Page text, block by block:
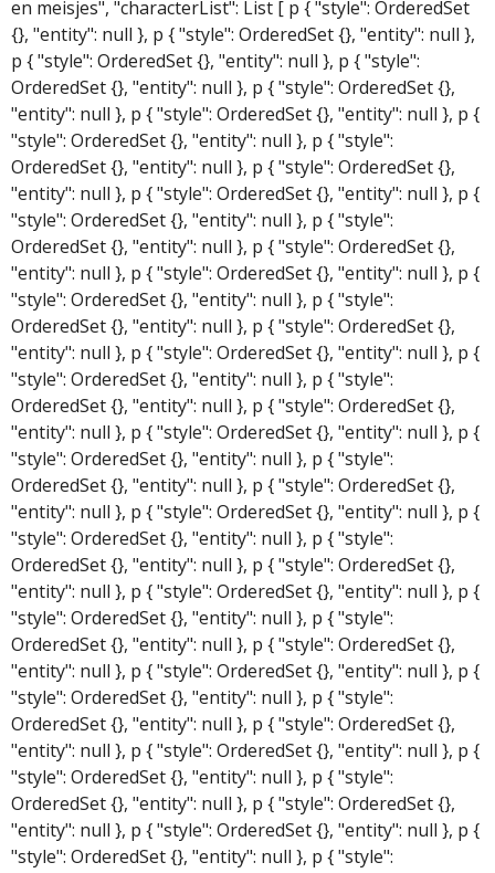
en meisjes", "characterList": List [ p { "style": OrderedSet
{}, "entity": null }, p { "style": OrderedSet {}, "entity": null },
p { "style": OrderedSet {}, "entity": null }, p { "style":
OrderedSet {}, "entity": null }, p { "style": OrderedSet {},
"entity": null }, p { "style": OrderedSet {}, "entity": null }, p {
"style": OrderedSet {}, "entity": null }, p { "style":
OrderedSet {}, "entity": null }, p { "style": OrderedSet {},
"entity": null }, p { "style": OrderedSet {}, "entity": null }, p {
"style": OrderedSet {}, "entity": null }, p { "style":
OrderedSet {}, "entity": null }, p { "style": OrderedSet {},
"entity": null }, p { "style": OrderedSet {}, "entity": null }, p {
"style": OrderedSet {}, "entity": null }, p { "style":
OrderedSet {}, "entity": null }, p { "style": OrderedSet {},
"entity": null }, p { "style": OrderedSet {}, "entity": null }, p {
"style": OrderedSet {}, "entity": null }, p { "style":
OrderedSet {}, "entity": null }, p { "style": OrderedSet {},
"entity": null }, p { "style": OrderedSet {}, "entity": null }, p {
"style": OrderedSet {}, "entity": null }, p { "style":
OrderedSet {}, "entity": null }, p { "style": OrderedSet {},
"entity": null }, p { "style": OrderedSet {}, "entity": null }, p {
"style": OrderedSet {}, "entity": null }, p { "style":
OrderedSet {}, "entity": null }, p { "style": OrderedSet {},
"entity": null }, p { "style": OrderedSet {}, "entity": null }, p {
"style": OrderedSet {}, "entity": null }, p { "style":
OrderedSet {}, "entity": null }, p { "style": OrderedSet {},
"entity": null }, p { "style": OrderedSet {}, "entity": null }, p {
"style": OrderedSet {}, "entity": null }, p { "style":
OrderedSet {}, "entity": null }, p { "style": OrderedSet {},
"entity": null }, p { "style": OrderedSet {}, "entity": null }, p {
"style": OrderedSet {}, "entity": null }, p { "style":
OrderedSet {}, "entity": null }, p { "style": OrderedSet {},
"entity": null }, p { "style": OrderedSet {}, "entity": null }, p {
"style": OrderedSet {}, "entity": null }, p { "style":